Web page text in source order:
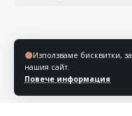
Използваме бисквитки,
нашия сайт.
Повече информация